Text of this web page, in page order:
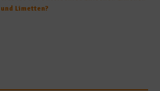
und Limetten?